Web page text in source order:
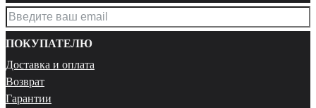
ПОКУПАТЕЛЮ
Доставка и оплата
Возврат
Гарантии